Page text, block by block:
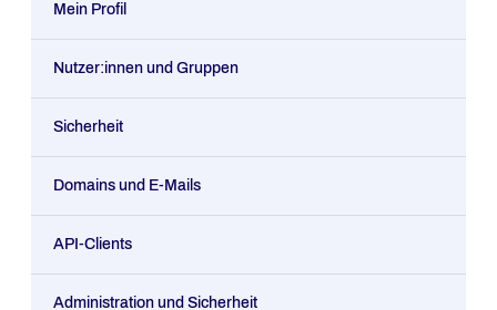
Mein Profil
Nutzer:innen und Gruppen
Sicherheit
Domains und E-Mails
API-Clients
Administration und Sicherheit